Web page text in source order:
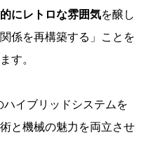
にレトロな雰囲気を醸し
係を再構築する」ことを
す。
イブリッドシステムを
と機械の魅力を両立させ